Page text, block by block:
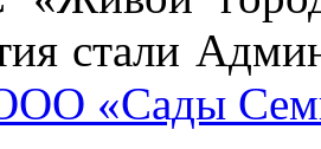
стали
«Сады